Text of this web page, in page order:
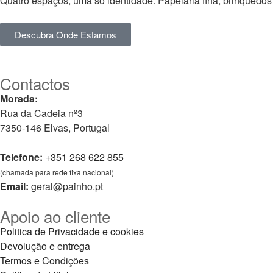
Descubra Onde Estamos
Contactos
Morada:
Rua da Cadeia nº3
7350-146 Elvas, Portugal
Telefone: +351 268 622 855
(chamada para rede fixa nacional)
Email: geral@painho.pt
Apoio ao cliente
Politica de Privacidade e cookies
Devolução e entrega
Termos e Condições